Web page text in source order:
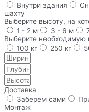
Внутри здания
шахту
Выберите высоту, на
1 - 2 м
3 - 6 м
Выберите необходимую
100 кг
250 кг
Доставка
Заберем сами
Монтаж